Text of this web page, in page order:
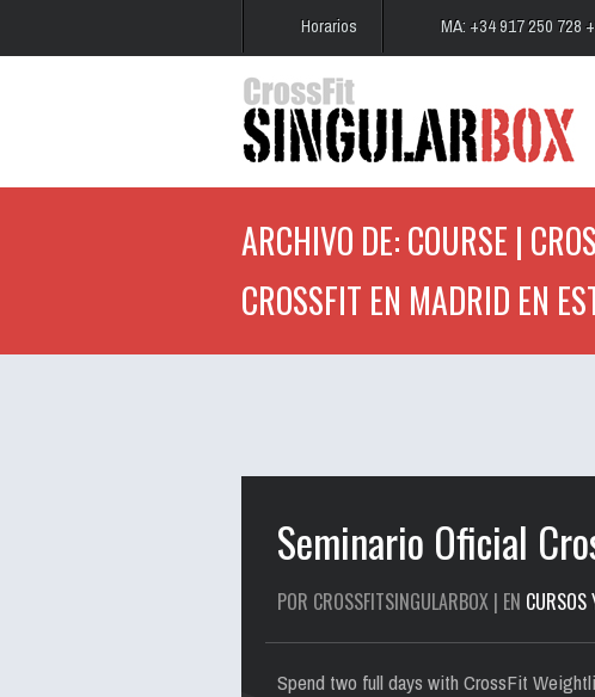
Horarios MA: +34 917 250 728
ARCHIVO DE: COURSE |
CROSSFIT EN MADRID EN
Seminario Oficial
POR CROSSFITSINGULARBOX | EN CURSOS
Spend two full days with CrossFit